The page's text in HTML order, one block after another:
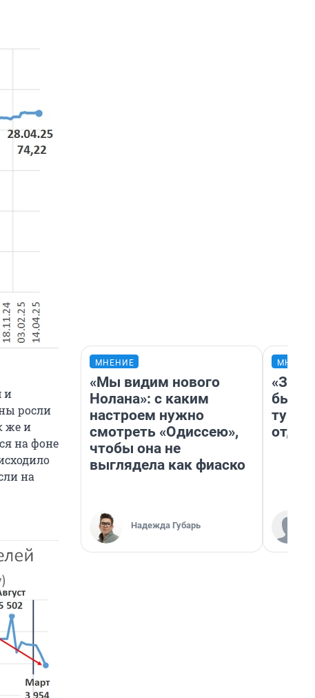
и
росли
же и
на фоне
на
МНЕНИЕ
«Мы видим нового
Нолана»: с каким
настроем нужно
смотреть «Одиссею»,
чтобы она не
выглядела как фиаско
Надежда Губарь
«За
были